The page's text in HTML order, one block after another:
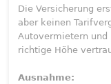
Die Versicherung
aber keinen
Autovermietern und
richtige Höhe
Ausnahme: